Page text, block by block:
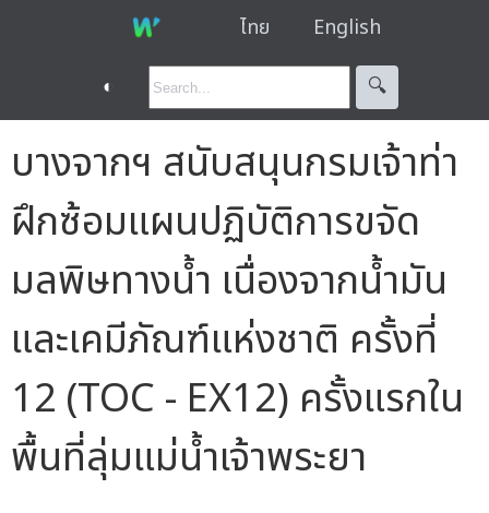
ไทย English
◐ 🔍︎
บางจากฯ สนับสนุนกรมเจ้าท่า
ฝึกซ้อมแผนปฏิบัติการขจัด
มลพิษทางน้ำ เนื่องจากน้ำมัน
และเคมีภัณฑ์แห่งชาติ ครั้งที่
12 (TOC - EX12) ครั้งแรกใน
พื้นที่ลุ่มแม่น้ำเจ้าพระยา